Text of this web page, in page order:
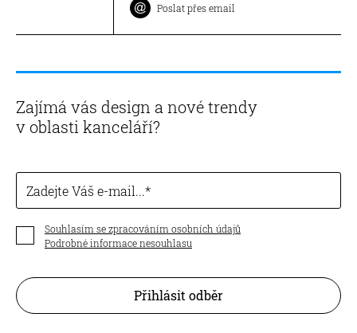
Poslat přes email
Zajímá vás design a nové trendy
v oblasti kanceláří?
Zadejte Váš e-mail...
Souhlasím se zpracováním osobních údajů
Podrobné informace nesouhlasu
Přihlásit odběr